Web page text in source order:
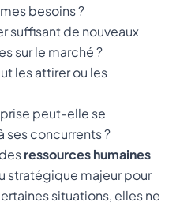
besoins ?
suffisant de nouveaux
sur le marché ?
les attirer ou les
peut-elle se
ses concurrents ?
ressources humaines
stratégique majeur pour
situations, elles ne